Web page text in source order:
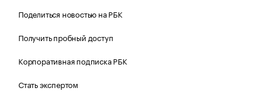
Поделиться новостью на РБК
Получить пробный доступ
Корпоративная подписка РБК
Стать экспертом